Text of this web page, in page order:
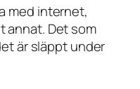
med internet,
annat. Det som
är släppt under